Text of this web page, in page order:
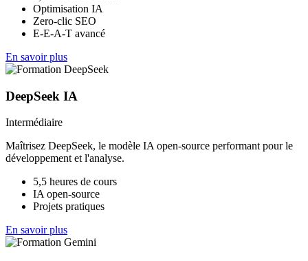
Optimisation IA
Zero-clic SEO
E-E-A-T avancé
En savoir plus
DeepSeek IA
Intermédiaire
Maîtrisez DeepSeek, le modèle IA open-source performant pour le
développement et l'analyse.
5,5 heures de cours
IA open-source
Projets pratiques
En savoir plus